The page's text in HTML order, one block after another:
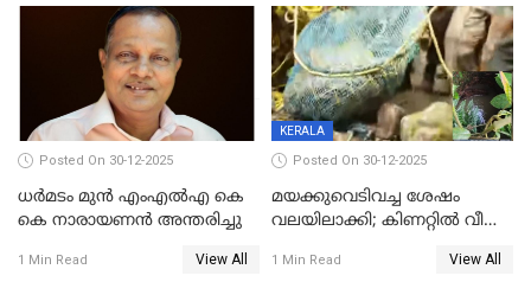
മർദിച്ചതായി പരാതി
Posted On 30-12-2025
ധർമടം മുൻ എംഎല്‍എ കെ
കെ നാരായണന്‍ അന്തരിച്ചു
1 Min Read View All
KERALA
Posted On 30-12-2025
മയക്കുവെടിവച്ച ശേഷം
വലയിലാക്കി; കിണറ്റിൽ വീണ
1 Min Read View All